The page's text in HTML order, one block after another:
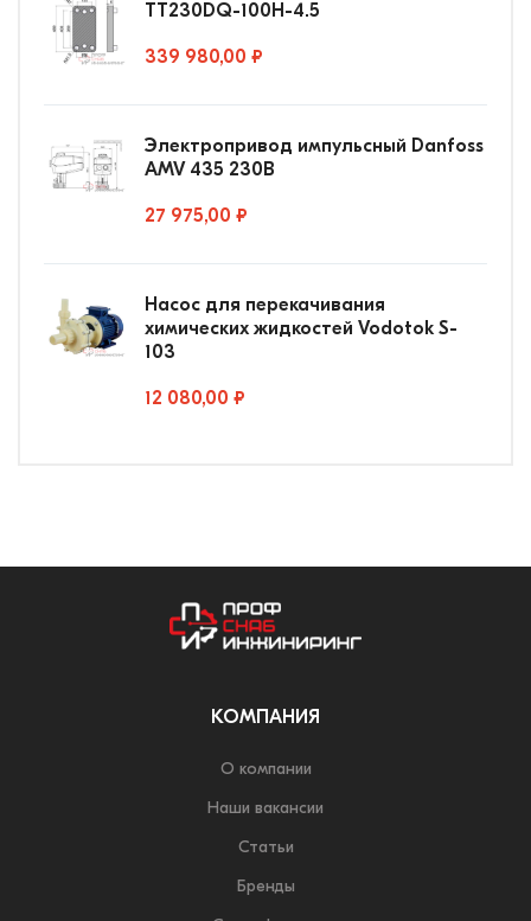
ТТ230DQ-100Н-4.5
339 980,00 ₽
Электропривод импульсный Danfoss
AMV 435 230В
27 975,00 ₽
Насос для перекачивания
химических жидкостей Vodotok S-
103
12 080,00 ₽
КОМПАНИЯ
О компании
Наши вакансии
Статьи
Бренды